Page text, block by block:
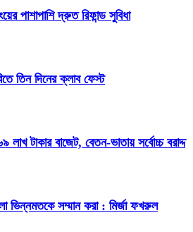
পাশাপাশি দ্রুত রিফান্ড সুবিধা
তিন দিনের ক্লাব ফেস্ট
টাকার বাজেট, বেতন-ভাতায় সর্বোচ্চ বরাদ্দ
ভিন্নমতকে সম্মান করা : মির্জা ফখরুল